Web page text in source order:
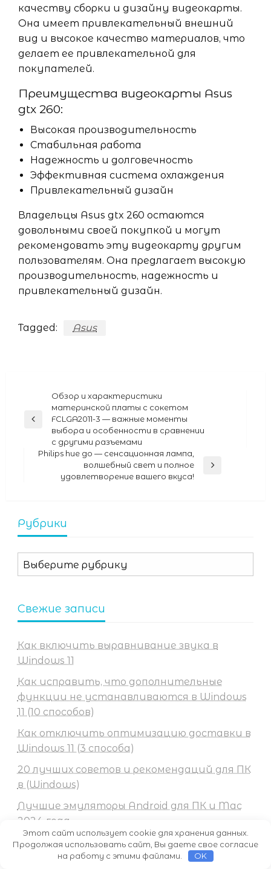
качеству сборки и дизайну видеокарты.
Она имеет привлекательный внешний
вид и высокое качество материалов, что
делает ее привлекательной для
покупателей.
Преимущества видеокарты Asus
gtx 260:
Высокая производительность
Стабильная работа
Надежность и долговечность
Эффективная система охлаждения
Привлекательный дизайн
Владельцы Asus gtx 260 остаются
довольными своей покупкой и могут
рекомендовать эту видеокарту другим
пользователям. Она предлагает высокую
производительность, надежность и
привлекательный дизайн.
Tagged: Asus
Навигация
по
записям
Previous
Обзор и характеристики
материнской платы с сокетом
FCLGA2011-3 — важные моменты
выбора и особенности в сравнении
с другими разъемами
Philips hue go — сенсационная лампа,
волшебный свет и полное
удовлетворение вашего вкуса!
Рубрики
Рубрики
Свежие записи
Как включить выравнивание звука в
Windows 11
Как исправить, что дополнительные
функции не устанавливаются в Windows
11 (10 способов)
Как отключить оптимизацию доставки в
Windows 11 (3 способа)
20 лучших советов и рекомендаций для ПК
в (Windows)
Лучшие эмуляторы Android для ПК и Mac
2024 года
Этот сайт использует cookie для хранения данных.
Продолжая использовать сайт, Вы даете свое согласие
на работу с этими файлами.
OK